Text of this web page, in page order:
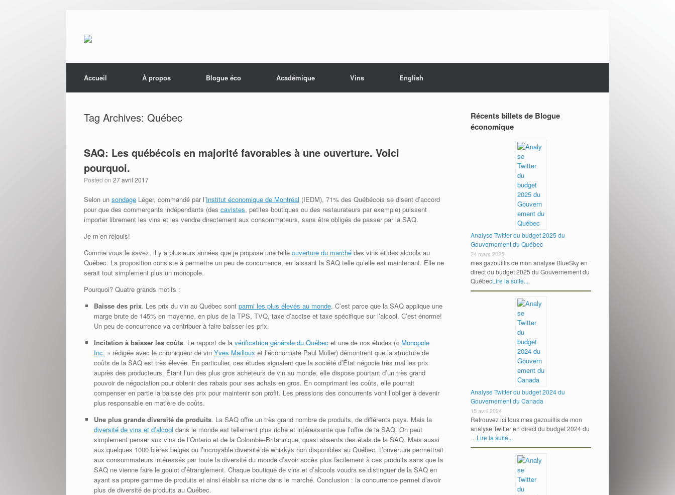
Accueil
À propos Blogue éco Académique Vins English
Tag Archives: Québec
SAQ: Les québécois en majorité favorables à une ouverture. Voici
pourquoi.
Posted on 27 avril 2017
Selon un sondage Léger, commandé par l’Institut économique de Montréal (IEDM), 71% des Québécois se disent d’accord
pour que des commerçants indépendants (des cavistes, petites boutiques ou des restaurateurs par exemple) puissent
importer librement les vins et les vendre directement aux consommateurs, sans être obligés de passer par la SAQ.
Je m’en réjouis!
Comme vous le savez, il y a plusieurs années que je propose une telle ouverture du marché des vins et des alcools au
Québec. La proposition consiste à permettre un peu de concurrence, en laissant la SAQ telle qu’elle est maintenant. Elle ne
serait tout simplement plus un monopole.
Pourquoi? Quatre grands motifs :
Baisse des prix. Les prix du vin au Québec sont parmi les plus élevés au monde. C’est parce que la SAQ applique une
marge brute de 145% en moyenne, en plus de la TPS, TVQ, taxe d’accise et taxe spécifique sur l’alcool. C’est énorme!
Un peu de concurrence va contribuer à faire baisser les prix.
Incitation à baisser les coûts. Le rapport de la vérificatrice générale du Québec et une de nos études (« Monopole
Inc. » rédigée avec le chroniqueur de vin Yves Mailloux et l’économiste Paul Muller) démontrent que la structure de
coûts de la SAQ est très élevée. En particulier, ces études signalent que la société d’État négocie très mal les prix
auprès des producteurs. Étant l’un des plus gros acheteurs de vin au monde, elle dispose pourtant d’un très grand
pouvoir de négociation pour obtenir des rabais pour ses achats en gros. En comprimant les coûts, elle pourrait
compenser en partie la baisse des prix pour maintenir son profit. Les pressions des concurrents vont l’obliger à devenir
plus responsable en matière de coûts.
Une plus grande diversité de produits. La SAQ offre un très grand nombre de produits, de différents pays. Mais la
diversité de vins et d’alcool dans le monde est tellement plus riche et intéressante que l’offre de la SAQ. On peut
simplement penser aux vins de l’Ontario et de la Colombie-Britannique, quasi absents des étals de la SAQ. Mais aussi
aux quelques 1000 bières belges ou l’incroyable diversité de whiskys non disponibles au Québec. L’ouverture permettrait
aux consommateurs intéressés par toute la diversité du monde d’avoir accès plus facilement à ces produits sans que la
SAQ ne vienne faire le goulot d’étranglement. Chaque boutique de vins et d’alcools voudra se distinguer de la SAQ en
ayant sa propre gamme de produits et ainsi établir sa niche dans le marché. Conclusion : la concurrence permet d’avoir
plus de diversité de produits au Québec.
Récents billets de Blogue
économique
Analyse Twitter du budget 2025 du
Gouvernement du Québec
24 mars 2025
mes gazouillis de mon analyse BlueSky en
direct du budget 2025 du Gouvernement du
QuébecLire la suite...
Analyse Twitter du budget 2024 du
Gouvernement du Canada
15 avril 2024
Retrouvez ici tous mes gazouillis de mon
analyse Twitter en direct du budget 2024 du
…Lire la suite...